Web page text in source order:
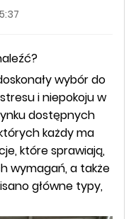
wybór do
i niepokoju w
dostępnych
każdy ma
które sprawiają,
wymagań, a także
główne typy,